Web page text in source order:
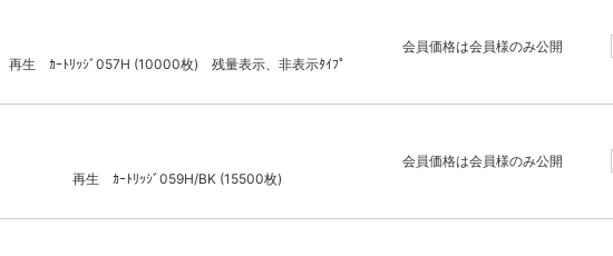
再生 ｶｰﾄﾘｯｼﾞ057H (10000枚) 残量表示、非表示ﾀｲﾌﾟ
会員価格は会員様のみ公開
再生 ｶｰﾄﾘｯｼﾞ059H/BK (15500枚)
会員価格は会員様のみ公開